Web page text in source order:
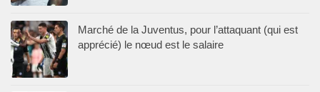
Marché de la Juventus, pour l’attaquant (qui est
apprécié) le nœud est le salaire